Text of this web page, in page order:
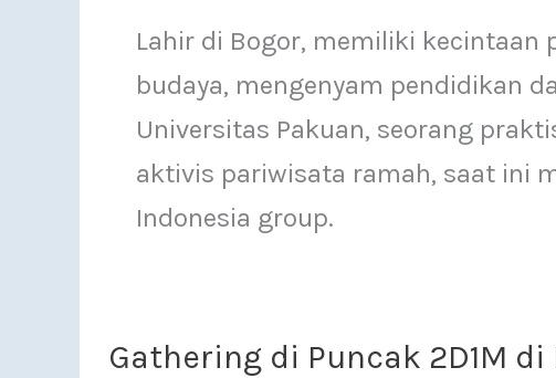
Lahir di Bogor, memiliki kecintaan
budaya, mengenyam pendidikan
Universitas Pakuan, seorang
aktivis pariwisata ramah, saat ini
Indonesia group.
Gathering di Puncak 2D1M